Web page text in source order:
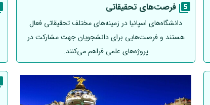
فرصت‌های تحقیقاتی
دانشگاه‌های اسپانیا در زمینه‌های مختلف تحقیقاتی فعال
هستند و فرصت‌هایی برای دانشجویان جهت مشارکت در
پروژه‌های علمی فراهم می‌کنند.